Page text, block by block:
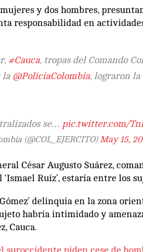
y dos hombres,
responsabilidad en
#Cauca, tropas del Comando
la @PoliciaColombia, lograron
se… pic.twitter.com/
(@COL_EJERCITO)May 15,
César Augusto Suárez,
Ruíz’, estaría entre los
delinquía en la zona
habría intimidado y
Cauca.